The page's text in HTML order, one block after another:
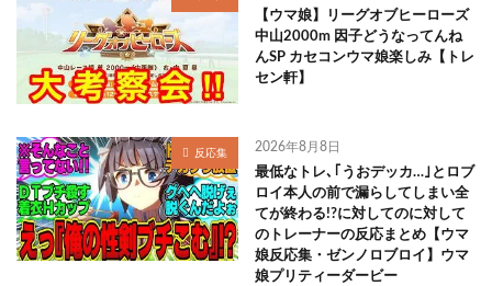
【ウマ娘】リーグオブヒーローズ
中山2000m 因子どうなってんね
んSP カセコンウマ娘楽しみ【トレ
セン軒】
反応集 2026年8月8日
最低なトレ､｢うおデッカ…｣とロブ
ロイ本人の前で漏らしてしまい全
てが終わる!?に対してのに対して
のトレーナーの反応まとめ【ウマ
娘反応集・ゼンノロブロイ】ウマ
娘プリティーダービー